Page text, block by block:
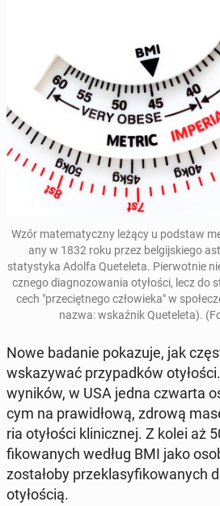
Wzór matem­aty­czny leżący u podstaw
any w 1832 roku przez bel­gi­jskiego
statysty­ka Adolfa Quetele­ta. Pier­wot­nie
cznego di­ag­no­zowa­nia otyłoś­ci, lecz do
cech "prze­cięt­nego człowieka" w
nazwa: wskaźnik Quetele­ta).
Nowe badanie pokazu­je, jak
wskazy­wać przy­pad­ków
wyników, w USA jedna czwarta
cym na praw­idłową, zdrową
ria otyłoś­ci klin­icznej. Z kolei aż
fikowanych według BMI jako
zostało­by przeklasy­fikowanych
otyłoś­cią.